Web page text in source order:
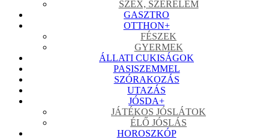
SZEX, SZERELEM
GASZTRO
OTTHON+
FÉSZEK
GYERMEK
ÁLLATI CUKISÁGOK
PASISZEMMEL
SZÓRAKOZÁS
UTAZÁS
JÓSDA+
JÁTÉKOS JÓSLÁTOK
ÉLŐ JÓSLÁS
HOROSZKÓP